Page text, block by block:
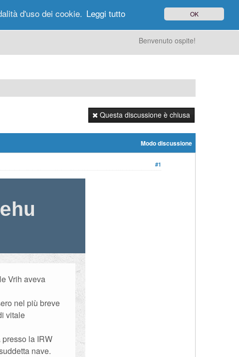
di Oggi Ricerca Utenti
Benvenuto ospite!
Questa discussione è chiusa
Modo discussione
#1
Vrih aveva
nel più breve
vitale
la IRW
nave.
d'uso dei cookie. Leggi tutto OK